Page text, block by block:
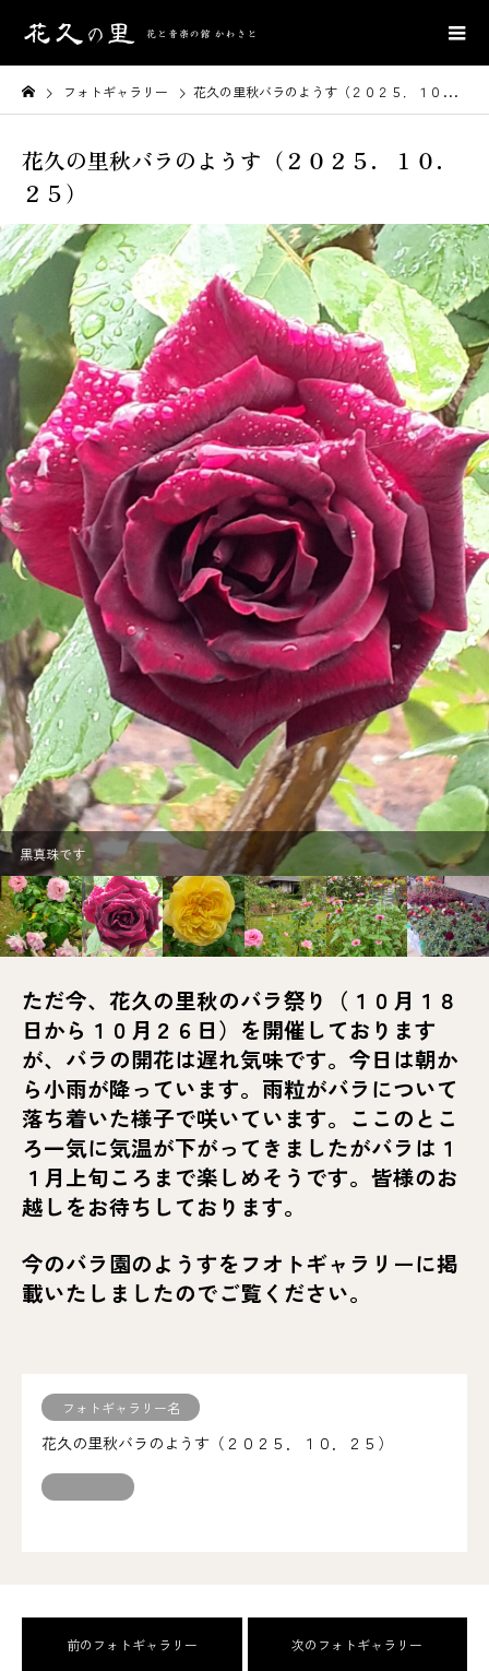
フォトギャラリー 花久の里秋バラのようす（２０２５．１０．２５）
花久の里秋バラのようす（２０２５．１０．
２５）
黒真珠です
ただ今、花久の里秋のバラ祭り（１０月１８
日から１０月２６日）を開催しております
が、バラの開花は遅れ気味です。今日は朝か
ら小雨が降っています。雨粒がバラについて
落ち着いた様子で咲いています。ここのとこ
ろ一気に気温が下がってきましたがバラは１
１月上旬ころまで楽しめそうです。皆様のお
越しをお待ちしております。
今のバラ園のようすをフオトギャラリーに掲
載いたしましたのでご覧ください。
フォトギャラリー名
花久の里秋バラのようす（２０２５．１０．２５）
前のフォトギャラリー 次のフォトギャラリー